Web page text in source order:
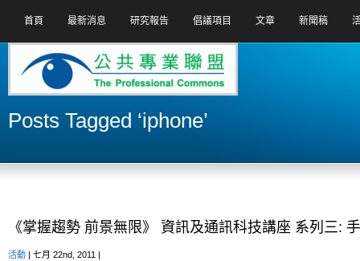
首頁 最新消息 研究報告 倡議項目 文章 新聞稿
Posts Tagged ‘iphone’
《掌握趨勢 前景無限》 資訊及通訊科技講座 系列三:
活動 | 七月 22nd, 2011 |